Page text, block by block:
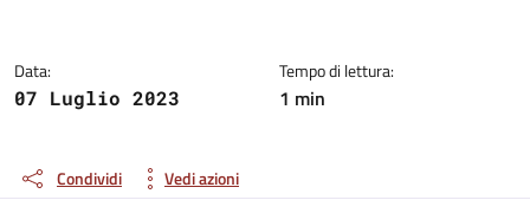
Data:
07 Luglio 2023
Tempo di lettura:
1 min
Condividi Vedi azioni